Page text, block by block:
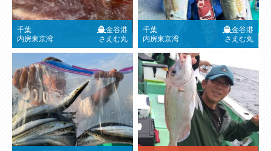
千葉
内房東京湾
金谷港
さえむ丸
千葉
内房東京湾
金谷港
さえむ丸